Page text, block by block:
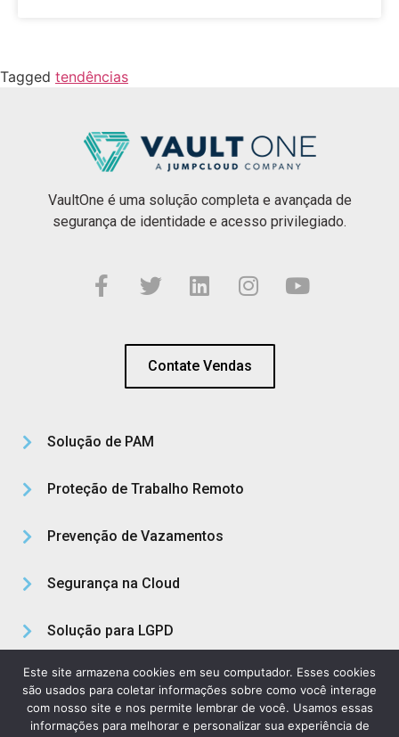
Tagged tendências
VaultOne é uma solução completa e avançada de
segurança de identidade e acesso privilegiado.
Contate Vendas
Solução de PAM
Proteção de Trabalho Remoto
Prevenção de Vazamentos
Segurança na Cloud
Solução para LGPD
Sobre Nós
Este site armazena cookies em seu computador. Esses cookies
são usados para coletar informações sobre como você interage
com nosso site e nos permite lembrar de você. Usamos essas
informações para melhorar e personalizar sua experiência de